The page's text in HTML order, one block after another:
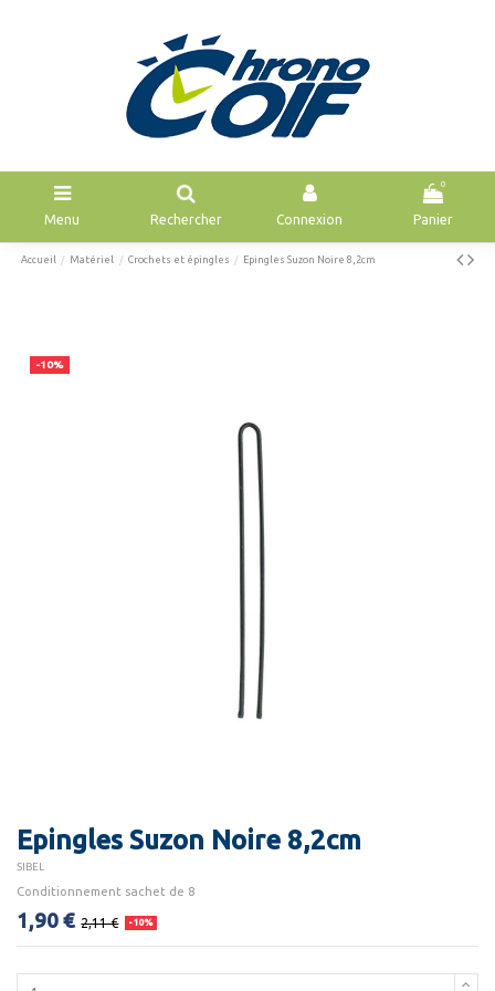
Menu Rechercher Connexion
0
Panier
Accueil Matériel Crochets et épingles Epingles Suzon Noire 8,2cm
-10%
Epingles Suzon Noire 8,2cm
SIBEL
Conditionnement sachet de 8
1,90 € 2,11 € -10%